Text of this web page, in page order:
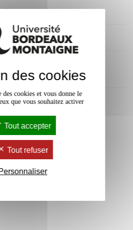
1 4 crédits
2 crédits
4 crédits
Oui
des cookies
des cookies et vous donne le
que vous souhaitez activer
Tout accepter
Tout refuser